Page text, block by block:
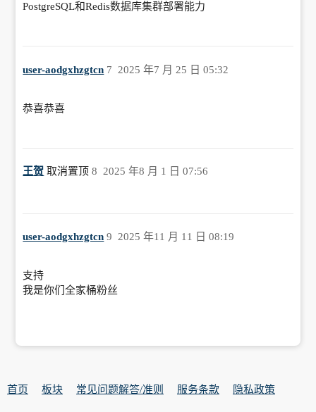
PostgreSQL和Redis数据库集群部署能力
user-aodgxhzgtcn 2025 年7 月 25 日 05:32
7
恭喜恭喜
王贺 取消置顶 2025 年8 月 1 日 07:56
8
user-aodgxhzgtcn 2025 年11 月 11 日 08:19
9
支持
我是你们全家桶粉丝
首页 板块 常见问题解答/准则 服务条款 隐私政策